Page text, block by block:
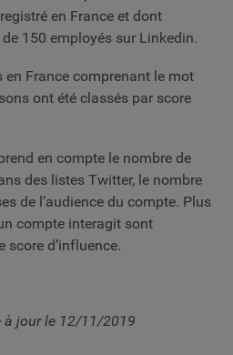
en France et dont
de 150 employés sur Linkedin.
en France comprenant le mot
ont été classés par score
en compte le nombre de
des listes Twitter, le nombre
de l’audience du compte. Plus
compte interagit sont
score d’influence.
à jour le 12/11/2019